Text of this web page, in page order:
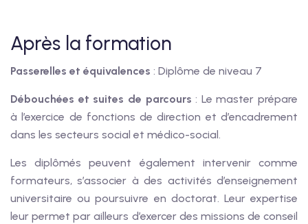
Après la formation
Passerelles et équivalences : Diplôme de niveau 7
Débouchées et suites de parcours : Le master prépare
à l’exercice de fonctions de direction et d’encadrement
dans les secteurs social et médico-social.
Les diplômés peuvent également intervenir comme
formateurs, s’associer à des activités d’enseignement
universitaire ou poursuivre en doctorat. Leur expertise
leur permet par ailleurs d’exercer des missions de conseil